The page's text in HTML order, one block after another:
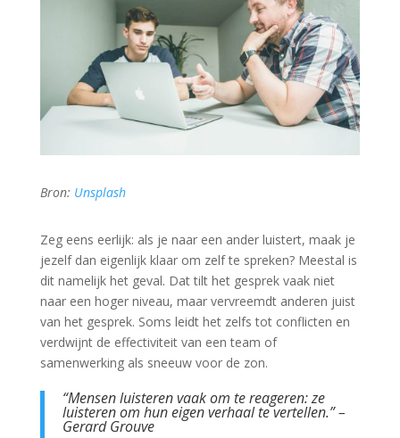
Bron: Unsplash
Zeg eens eerlijk: als je naar een ander luistert, maak je
jezelf dan eigenlijk klaar om zelf te spreken? Meestal is
dit namelijk het geval. Dat tilt het gesprek vaak niet
naar een hoger niveau, maar vervreemdt anderen juist
van het gesprek. Soms leidt het zelfs tot conflicten en
verdwijnt de effectiviteit van een team of
samenwerking als sneeuw voor de zon.
“Mensen luisteren vaak om te reageren: ze
luisteren om hun eigen verhaal te vertellen.” –
Gerard Grouve